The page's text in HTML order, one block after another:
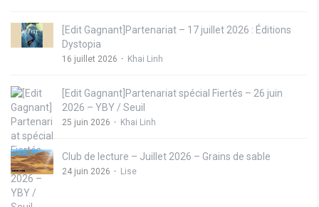
[Edit Gagnant]Partenariat – 17 juillet 2026 : Éditions
Dystopia
16 juillet 2026 Khai Linh
[Edit Gagnant]Partenariat spécial Fiertés – 26 juin
2026 – YBY / Seuil
25 juin 2026 Khai Linh
Club de lecture – Juillet 2026 – Grains de sable
24 juin 2026 Lise